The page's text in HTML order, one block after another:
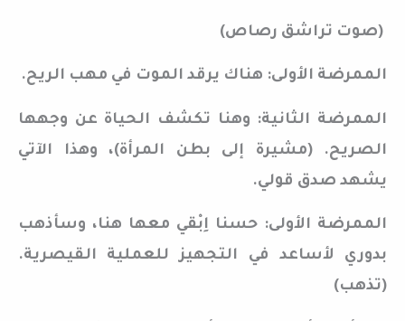
(صوت تراشق رصاص)
الممرضة الأولى: هناك يرقد الموت في مهب الريح.
الممرضة الثانية: وهنا تكشف الحياة عن وجهها
الصريح. (مشيرة إلى بطن المرأة)، وهذا الآتي
يشهد صدق قولي.
الممرضة الأولى: حسنا اِبْقي معها هنا، وسأذهب
بدوري لأساعد في التجهيز للعملية القيصرية.
(تذهب)